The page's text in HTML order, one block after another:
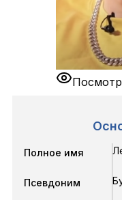
Полное имя
Псевдоним